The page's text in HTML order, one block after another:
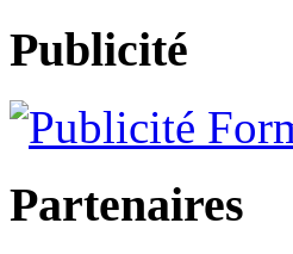
Publicité
Partenaires